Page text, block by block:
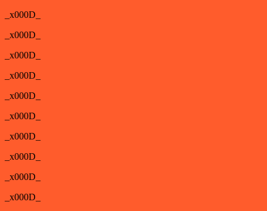
_x000D_
_x000D_
_x000D_
_x000D_
_x000D_
_x000D_
_x000D_
_x000D_
_x000D_
_x000D_